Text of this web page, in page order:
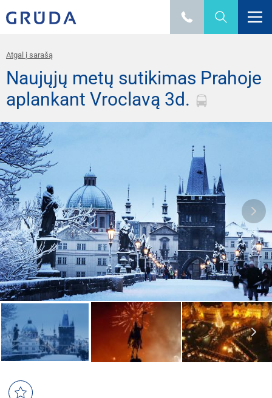
Atgal į sarašą
Naujųjų metų sutikimas Prahoje
aplankant Vroclavą 3d.